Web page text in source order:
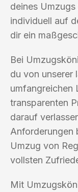
deines
individuell auf
dir ein
Bei
du von unserer
umfangreichen
transparenten
darauf
Anforderungen
Umzug von
vollsten
Mit